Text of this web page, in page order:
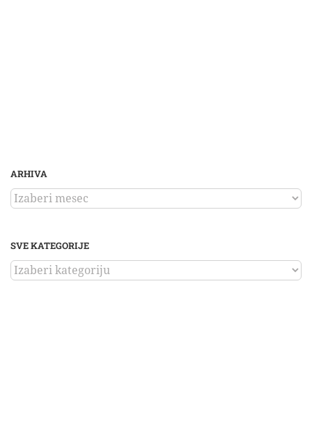
ARHIVA
ARHIVA
SVE KATEGORIJE
SVE
KATEGORIJE